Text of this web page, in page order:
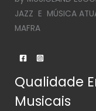
JAZZ E MÚSICA
MAFRA
Qualidade
Musicais